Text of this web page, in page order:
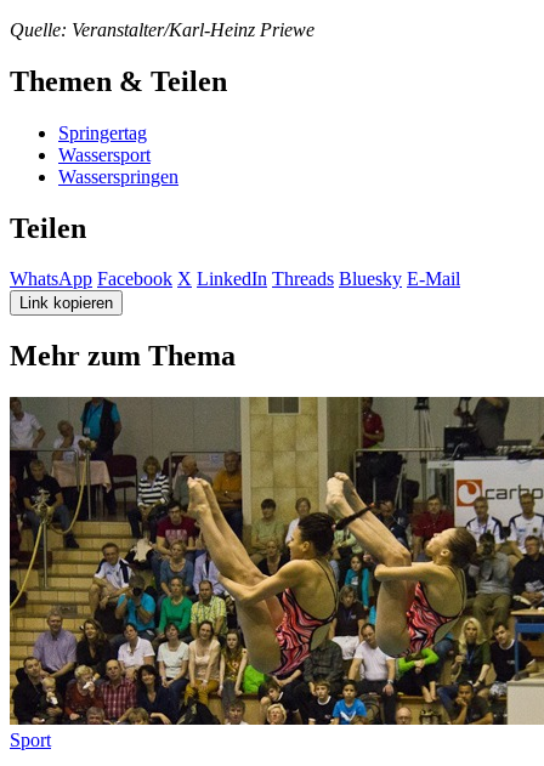
Quelle: Veranstalter/Karl-Heinz Priewe
Themen & Teilen
Springertag
Wassersport
Wasserspringen
Teilen
WhatsApp Facebook X LinkedIn Threads Bluesky E-Mail
Link kopieren
Mehr zum Thema
Sport